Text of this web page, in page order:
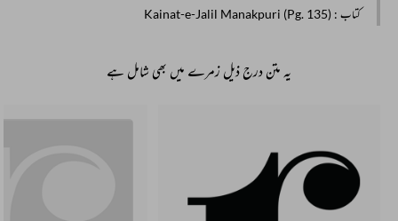
کتاب : Kainat-e-Jalil Manakpuri (Pg. 135)
یہ متن درج ذیل زمرے میں بھی شامل ہے